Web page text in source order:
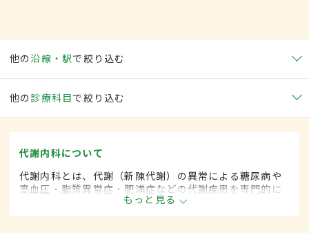
他の沿線・駅で絞り込む
他の 診療科目で絞り込む
代謝内科について
代謝内科とは、代謝（新陳代謝）の異常による糖尿病や
高血圧・脂質異常症・肥満症などの代謝疾患を専門的に
取り扱う内科の一領域です。
もっと見る